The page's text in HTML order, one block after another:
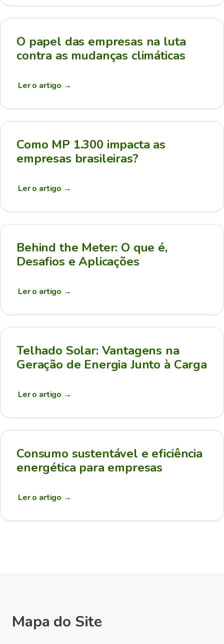
O papel das empresas na luta
contra as mudanças climáticas
Ler o artigo →
Como MP 1.300 impacta as
empresas brasileiras?
Ler o artigo →
Behind the Meter: O que é,
Desafios e Aplicações
Ler o artigo →
Telhado Solar: Vantagens na
Geração de Energia Junto à Carga
Ler o artigo →
Consumo sustentável e eficiência
energética para empresas
Ler o artigo →
Mapa do Site